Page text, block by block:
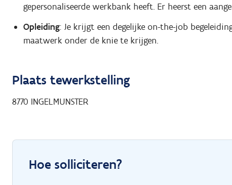
gepersonaliseerde werkbank heeft. Er heerst een
Opleiding: Je krijgt een degelijke on-the-job
maatwerk onder de knie te krijgen.
Plaats tewerkstelling
8770 INGELMUNSTER
Hoe solliciteren?